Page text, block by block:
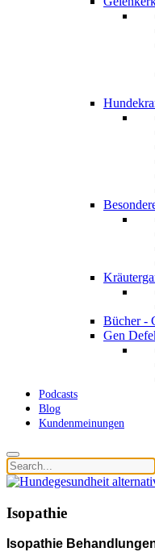
Bücher -
Gen
Podcasts
Blog
Kundenmeinungen
Isopathie
Isopathie